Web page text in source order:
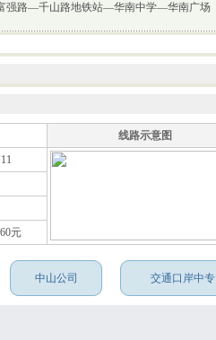
路—千山路地铁站—华南中学—华南广场
线路示意图
元
中山公司 交通口岸中专